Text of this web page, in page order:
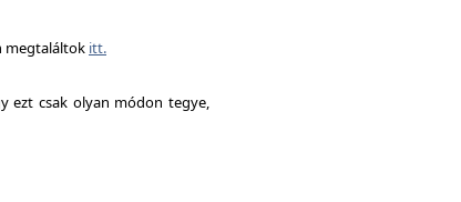
megtaláltok itt.
ezt csak olyan módon tegye,